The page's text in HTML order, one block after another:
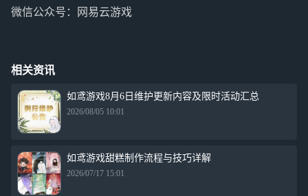
微信公众号：网易云游戏
相关资讯
如鸢游戏8月6日维护更新内容及限时活动汇总
2026/08/05 10:01
如鸢游戏甜糕制作流程与技巧详解
2026/07/17 15:01